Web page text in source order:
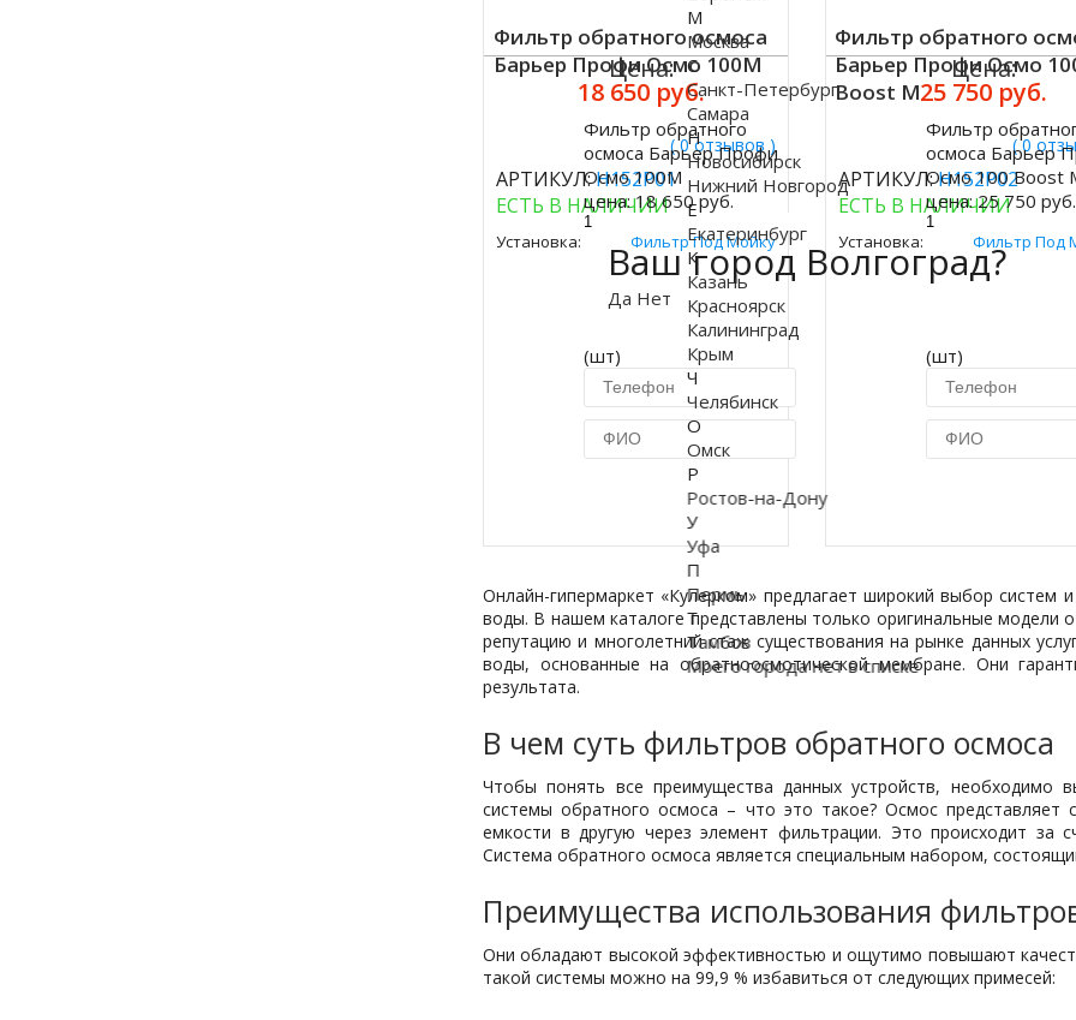
Фильтр обратного осмоса
Барьер Профи Осмо 100М
( 0 отзывов )
АРТИКУЛ:Н152Р01
ЕСТЬ В НАЛИЧИИ
Установка: Фильтр Под Мойку
Цена:
18 650 руб.
Фильтр обратного
осмоса Барьер Профи
Осмо 100М
цена:18 650 руб.
(шт)
Купить в 1 клик
Фильтр обратного
Барьер Профи Осмо
Boost М
( 0
АРТИКУЛ:Н152Р02
ЕСТЬ В НАЛИЧИИ
Установка: Фильтр Под
Цена:
25 750 руб.
Фильтр
осмоса Барьер
Осмо 100 Boost
цена:25 750 руб.
(шт)
Онлайн-гипермаркет «Кулерком» предлагает широкий выбор систем
воды. В нашем каталоге представлены только оригинальные
репутацию и многолетний стаж существования на рынке данных
воды, основанные на обратноосмотической мембране. Они
результата.
В чем суть фильтров обратного осмоса
Чтобы понять все преимущества данных устройств, необходимо
системы обратного осмоса – что это такое? Осмос представляет
емкости в другую через элемент фильтрации. Это происходит за
Система обратного осмоса является специальным набором,
Преимущества использования
Они обладают высокой эффективностью и ощутимо повышают
такой системы можно на 99,9 % избавиться от следующих примесей:
Ваш город Волгоград?
Да Нет
М
Москва
С
Санкт-Петербург
Самара
Н
Новосибирск
Нижний Новгород
Е
Екатеринбург
К
Казань
Красноярск
Калининград
Крым
Ч
Челябинск
О
Омск
Р
Ростов-на-Дону
У
Уфа
П
Пермь
Т
Тамбов
Моего города нет в списке